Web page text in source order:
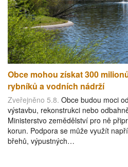
Obce mohou získat 300
rybníků a vodních nádrží
Zveřejněno 5.8. Obce budou moci
výstavbu, rekonstrukci nebo
Ministerstvo zemědělství pro ně
korun. Podpora se může využít
břehů, výpustných…